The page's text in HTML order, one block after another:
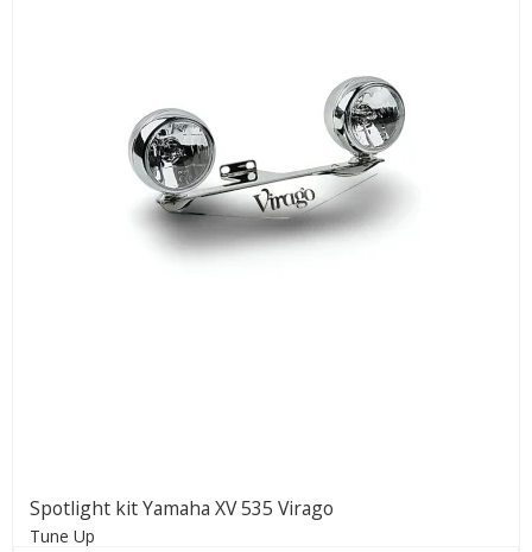
Spotlight kit Yamaha XV 535 Virago
Tune Up